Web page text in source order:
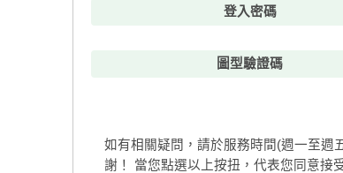
登入密碼
圖型驗證碼
如有相關疑問，請於服務時間(週一至週
謝！
當您點選以上按扭，代表您同意接